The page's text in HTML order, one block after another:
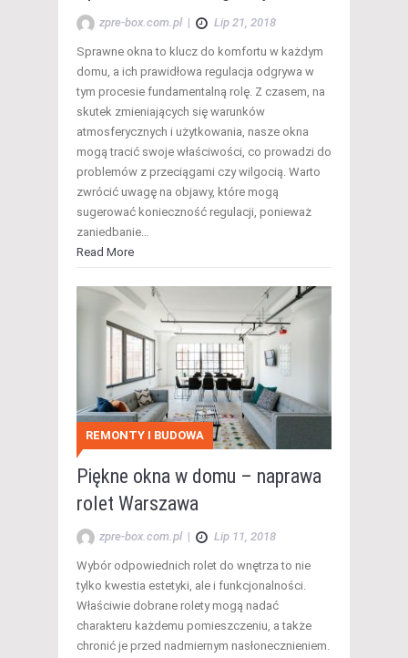
zpre-box.com.pl | Lip 21, 2018
Sprawne okna to klucz do komfortu w każdym
domu, a ich prawidłowa regulacja odgrywa w
tym procesie fundamentalną rolę. Z czasem, na
skutek zmieniających się warunków
atmosferycznych i użytkowania, nasze okna
mogą tracić swoje właściwości, co prowadzi do
problemów z przeciągami czy wilgocią. Warto
zwrócić uwagę na objawy, które mogą
sugerować konieczność regulacji, ponieważ
zaniedbanie…
Read More
REMONTY I BUDOWA
Piękne okna w domu – naprawa
rolet Warszawa
zpre-box.com.pl | Lip 11, 2018
Wybór odpowiednich rolet do wnętrza to nie
tylko kwestia estetyki, ale i funkcjonalności.
Właściwie dobrane rolety mogą nadać
charakteru każdemu pomieszczeniu, a także
chronić je przed nadmiernym nasłonecznieniem.